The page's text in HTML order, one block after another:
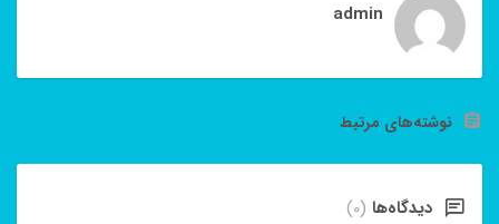
admin
نوشته‌های مرتبط
دیدگاه‌ها (0)